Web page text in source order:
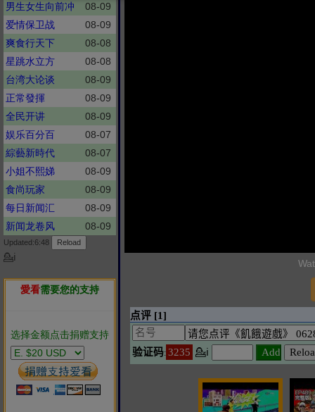
男生女生向前冲
08-09
爱情保卫战
08-09
爽食行天下
08-08
星跳水立方
08-08
台湾大论谈
08-09
正常發揮
08-09
全民开讲
08-09
娱乐百分百
08-07
綜藝新時代
08-07
小姐不熙娣
08-09
食尚玩家
08-09
每日新闻汇
08-09
新闻龙卷风
08-09
Updated:6:48
💁ℹ
愛看需要您的支持
选择金额点击捐赠支持